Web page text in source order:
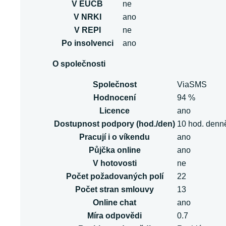
V EUCB
ne
V NRKI
ano
V REPI
ne
Po insolvenci
ano
O společnosti
Společnost
ViaSMS
Hodnocení
94 %
Licence
ano
Dostupnost podpory (hod./den) 10 hod.
Pracují i o víkendu
ano
Půjčka online
ano
V hotovosti
ne
Počet požadovaných polí
22
Počet stran smlouvy
13
Online chat
ano
Míra odpovědi
0.7